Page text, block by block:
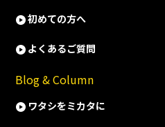
初めての方へ
よくあるご質問
Blog & Column
ワタシをミカタに